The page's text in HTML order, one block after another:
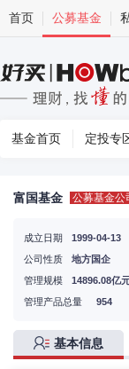
首页 公募基金
基金首页 定投专
富国基金 公募基金公
成立日期
1999-04-13
公司性质
地方国企
管理规模
14896.08亿
管理产品总量
954
基本信息